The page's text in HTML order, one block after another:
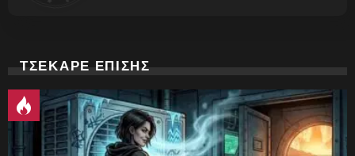
ΤΣΕΚΑΡΕ ΕΠΙΣΗΣ